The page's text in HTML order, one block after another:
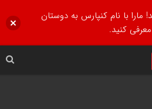
مارا با نام کنپارس به دوستان
کنید.